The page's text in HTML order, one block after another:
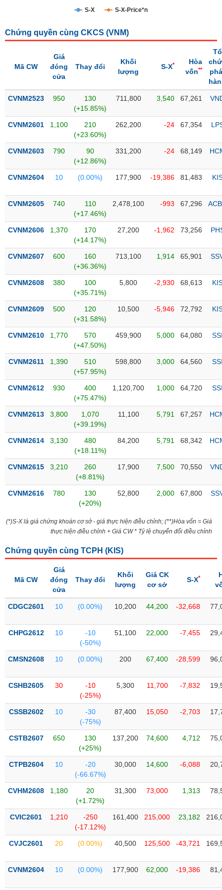
thái
cổ
Quy
thị
trường
yết
yết
Niêm
bổ
sung
Hủy
niêm
Theo
đặc
Không
ký
quỹ
Danh
mục
phiếu
chi
Tổng
Giao
Tài
Phân
thuật
sơ
nghiệp
tức
kiện
liệu
lý
thị
S-X S-X-Price*n
Chứng quyền cùng CKCS (VNM)
Mã CW
Giá
đóng
cửa
Thay đổi
Khối
lượng
S-X*
Hòa
vốn**
Tổ
CVNM2523 950
130
(+15.85%)
711,800 3,540 67,261
CVNM2601 1,100
210
(+23.60%)
262,200 -24 67,354
CVNM2603 790
90
(+12.86%)
331,200 -24 68,149
CVNM2604 10 (0.00%) 177,900 -19,386 81,483
CVNM2605 740
110
(+17.46%)
2,478,100 -993 67,296
CVNM2606 1,370
170
(+14.17%)
27,200 -1,962 73,256
CVNM2607 600
160
(+36.36%)
713,100 1,914 65,901
CVNM2608 380
100
(+35.71%)
5,800 -2,930 68,613
CVNM2609 500
120
(+31.58%)
10,500 -5,946 72,792
CVNM2610 1,770
570
(+47.50%)
459,900 5,000 64,080
CVNM2611 1,390
510
(+57.95%)
598,800 3,000 64,560
CVNM2612 930
400
(+75.47%)
1,120,700 1,000 64,720
CVNM2613 3,800
1,070
(+39.19%)
11,100 5,791 67,257
CVNM2614 3,130
480
(+18.11%)
84,200 5,791 68,342
CVNM2615 3,210
260
(+8.81%)
17,900 7,500 70,550
CVNM2616 780
130
(+20%)
52,800 2,000 67,800
(*)S-X là giá chứng khoán cơ sở - giá thực hiện điều chỉnh; (**)Hòa vốn = Giá
thực hiện điều chỉnh + Giá CW * Tỷ lệ chuyển đổi điều chỉnh
Chứng quyền cùng TCPH (KIS)
Mã CW
Giá
đóng
cửa
Thay đổi
Khối
lượng
Giá CK
cơ sở
S-X*
CDGC2601 10 (0.00%) 10,200 44,200 -32,668
CHPG2612 10
-10
(-50%)
51,100 22,000 -7,455
CMSN2608 10 (0.00%) 200 67,400 -28,599
CSHB2605 30
-10
(-25%)
5,300 11,700 -7,832
CSSB2602 10
-30
(-75%)
87,400 15,050 -2,703
CSTB2607 650
130
(+25%)
137,200 74,600 4,712
CTPB2604 10
-20
(-66.67%)
30,000 14,600 -6,088
CVHM2608 1,180
20
(+1.72%)
31,300 73,000 1,313
CVIC2601 1,210
-250
(-17.12%)
161,400 215,000 23,182
CVJC2601 20 (0.00%) 40,500 125,500 -43,721
CVNM2604 10 (0.00%) 177,900 62,000 -19,386
NGÀNH
CỔ
PHÁI
SINH
PHIẾU
ĐẦU
XUẤT
LIỆU
TIN
(-)
SECTOR
LƯỢNG
NGUYÊN
LIỆU
NGHIỆP
TIÊU
KHÔNG
THIẾT
DÙNG
THIẾT